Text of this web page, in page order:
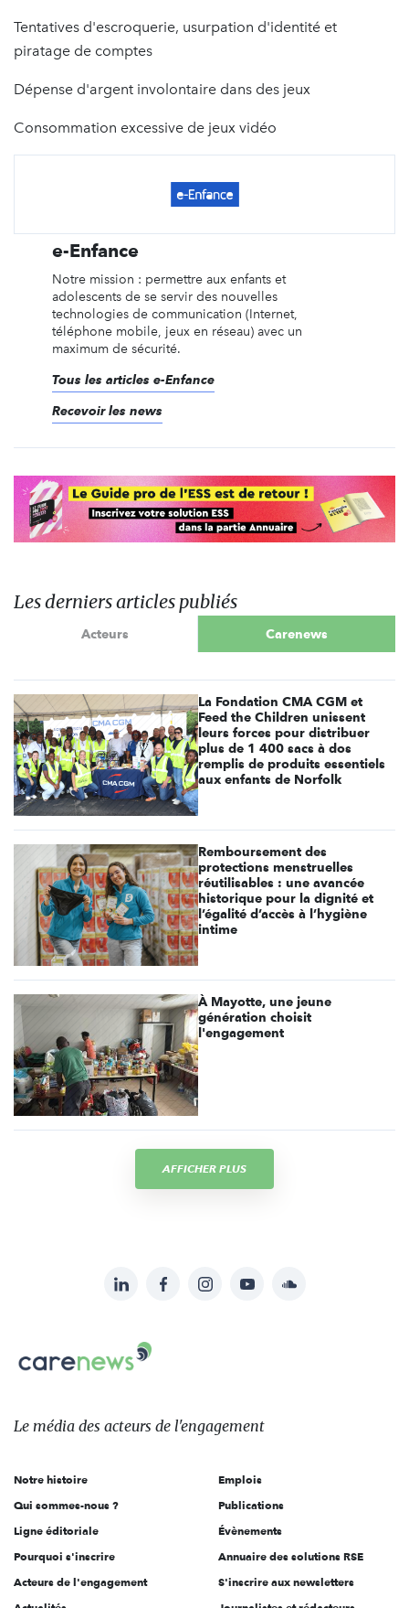
Tentatives d'escroquerie, usurpation d'identité et
piratage de comptes
Dépense d'argent involontaire dans des jeux
Consommation excessive de jeux vidéo
e-Enfance
Notre mission : permettre aux enfants et
adolescents de se servir des nouvelles
technologies de communication (Internet,
téléphone mobile, jeux en réseau) avec un
maximum de sécurité.
Tous les articles e-Enfance
Recevoir les news
Les derniers articles publiés
Acteurs Carenews
La Fondation CMA CGM et
Feed the Children unissent
leurs forces pour distribuer
plus de 1 400 sacs à dos
remplis de produits essentiels
aux enfants de Norfolk
Remboursement des
protections menstruelles
réutilisables : une avancée
historique pour la dignité et
l’égalité d’accès à l’hygiène
intime
À Mayotte, une jeune
génération choisit
l'engagement
AFFICHER PLUS
sur:
LinkedInFacebookInstagramYouTubeSoundcloud
Carenews,
Le
des
l'engagement
Le média des acteurs de l'engagement
Notre histoire
Qui sommes-nous ?
Ligne éditoriale
Pourquoi s'inscrire
Acteurs de l'engagement
Emplois
Publications
Évènements
Annuaire des solutions RSE
S'inscrire aux newsletters